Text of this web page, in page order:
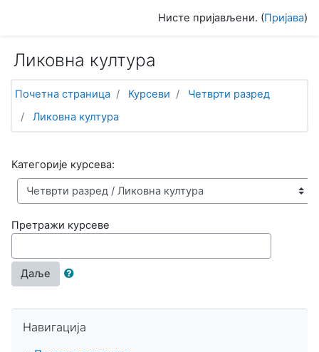
Нисте пријављени. (Пријава)
Ликовна култура
Почетна страница Курсеви
Четврти разред
Ликовна култура
Категорије курсева:
Претражи курсеве
Даље
Навигација